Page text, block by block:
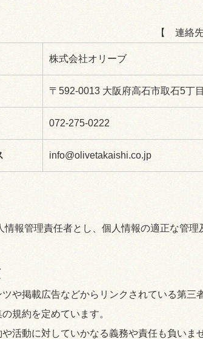
【 連絡
株式会社オリーブ
〒592-0013 大阪府高石市取石5丁
072-275-0222
info@olivetakaishi.co.jp
情報管理責任者とし、個人情報の適正な管理
や掲載広告などからリンクされている第
規約を定めています。
活動に対していかなる義務や責任も負いま